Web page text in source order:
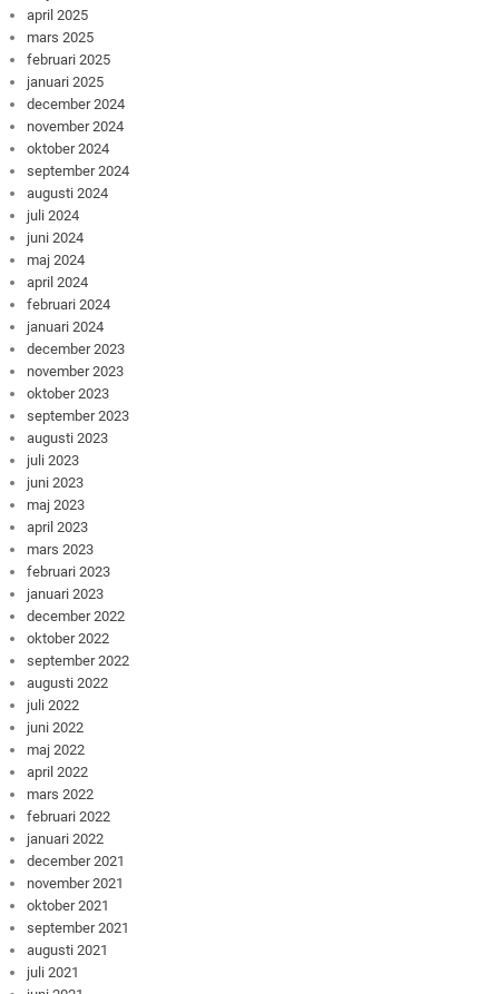
april 2025
mars 2025
februari 2025
januari 2025
december 2024
november 2024
oktober 2024
september 2024
augusti 2024
juli 2024
juni 2024
maj 2024
april 2024
februari 2024
januari 2024
december 2023
november 2023
oktober 2023
september 2023
augusti 2023
juli 2023
juni 2023
maj 2023
april 2023
mars 2023
februari 2023
januari 2023
december 2022
oktober 2022
september 2022
augusti 2022
juli 2022
juni 2022
maj 2022
april 2022
mars 2022
februari 2022
januari 2022
december 2021
november 2021
oktober 2021
september 2021
augusti 2021
juli 2021